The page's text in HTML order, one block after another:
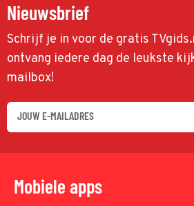
Nieuwsbrief
Schrijf je in voor de gratis
ontvang iedere dag de leukste
mailbox!
Mobiele apps